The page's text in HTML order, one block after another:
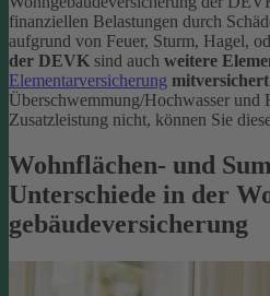
finanziellen Belastungen durch
aufgrund von Feuer, Sturm, Hagel,
der DEVK sind auch weitere
Elementarversicherung mitversichert
Überschwemmung/Hochwasser und
Zusatzleistung nicht, können Sie
Wohnflächen- und
Unterschiede in der
gebäudeversicherung